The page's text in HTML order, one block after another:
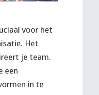
voor het
Het
je team.
een
in te